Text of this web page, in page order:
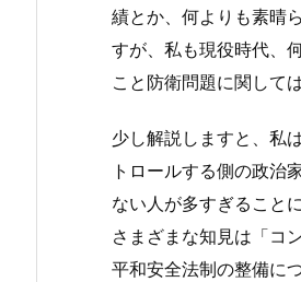
績とか、何よりも素晴
すが、私も現役時代、
こと防衛問題に関して
少し解説しますと、私
トロールする側の政治
ない人が多すぎること
さまざまな知見は「コ
平和安全法制の整備に